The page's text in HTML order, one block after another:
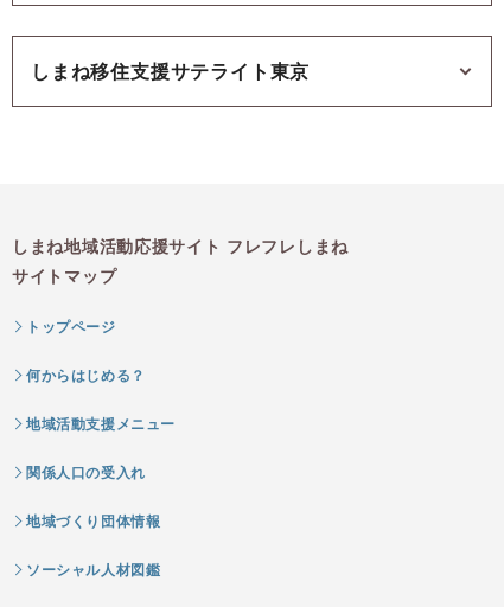
しまね移住支援サテライト東京
しまね地域活動応援サイト フレフレしまね
サイトマップ
トップページ
何からはじめる？
地域活動支援メニュー
関係人口の受入れ
地域づくり団体情報
ソーシャル人材図鑑